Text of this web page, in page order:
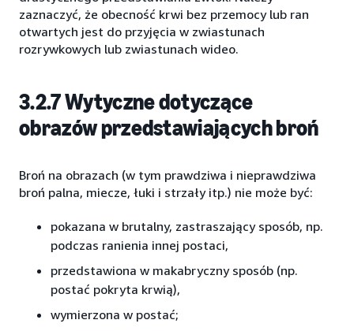
zaznaczyć, że obecność krwi bez przemocy lub ran
otwartych jest do przyjęcia w zwiastunach
rozrywkowych lub zwiastunach wideo.
3.2.7 Wytyczne dotyczące
obrazów przedstawiających broń
Broń na obrazach (w tym prawdziwa i nieprawdziwa
broń palna, miecze, łuki i strzały itp.) nie może być:
pokazana w brutalny, zastraszający sposób, np.
podczas ranienia innej postaci,
przedstawiona w makabryczny sposób (np.
postać pokryta krwią),
wymierzona w postać;